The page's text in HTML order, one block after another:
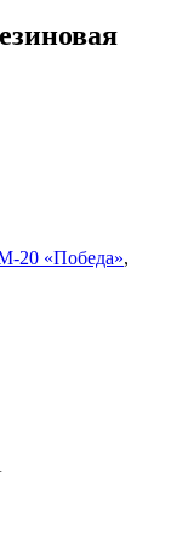
20 «Победа»,